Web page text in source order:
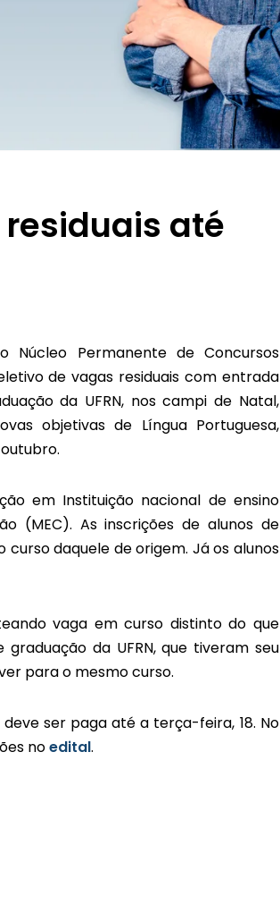
até
Núcleo Permanente de Concursos
de vagas residuais com entrada
da UFRN, nos campi de Natal,
objetivas de Língua Portuguesa,
em Instituição nacional de ensino
(MEC). As inscrições de alunos de
daquele de origem. Já os alunos
vaga em curso distinto do que
da UFRN, que tiveram seu
para o mesmo curso.
ser paga até a terça-feira, 18. No
noedital.